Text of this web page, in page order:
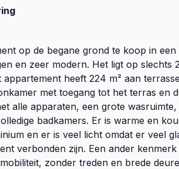
op de begane grond te koop in
en zeer modern. Het ligt op slechts
appartement heeft 224 m² aan
met toegang tot het terras en
alle apparaten, een grote
badkamers. Er is warme en
en er is veel licht omdat er veel
verbonden zijn. Een ander
zonder treden en brede